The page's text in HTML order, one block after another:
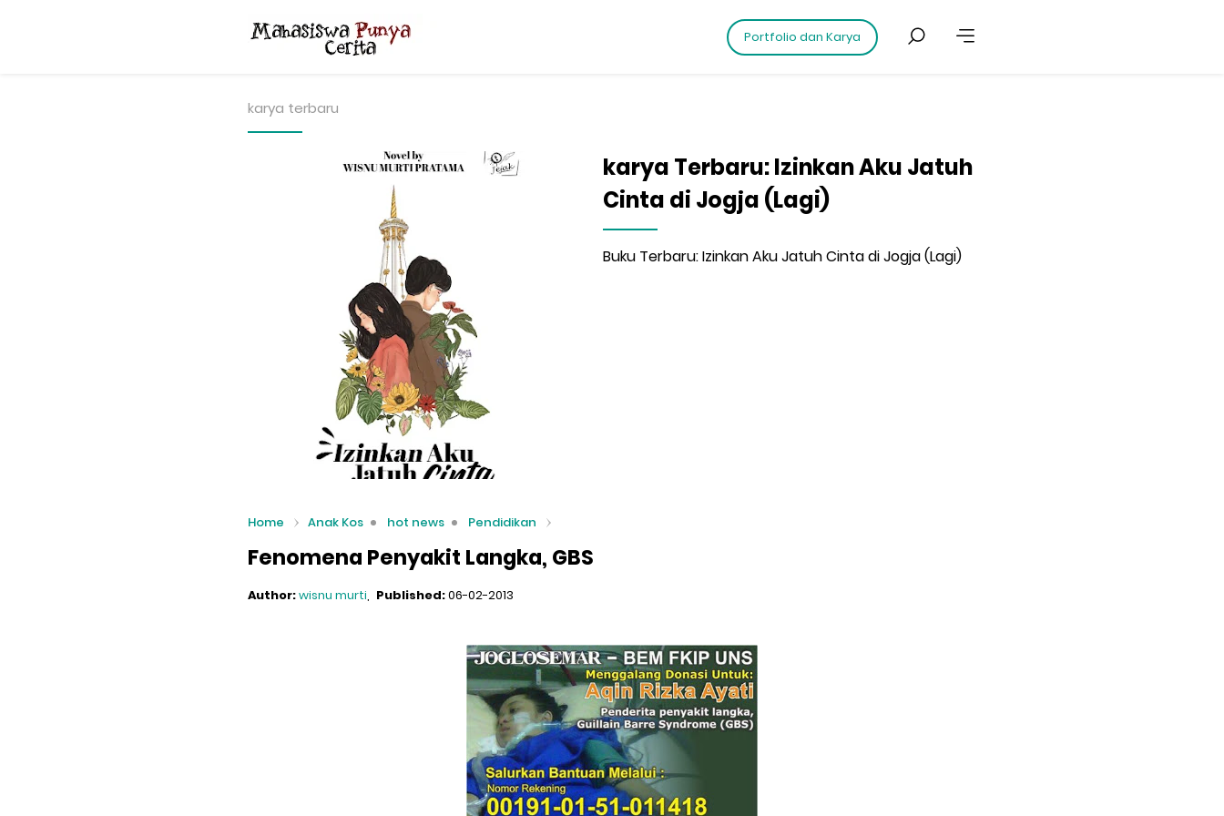
Portfolio dan Karya
karya terbaru
karya Terbaru: Izinkan Aku Jatuh
Cinta di Jogja (Lagi)
Buku Terbaru: Izinkan Aku Jatuh Cinta di Jogja (Lagi)
Home Anak Kos hot news Pendidikan
Fenomena Penyakit Langka, GBS
Author:wisnu murti Published:06-02-2013